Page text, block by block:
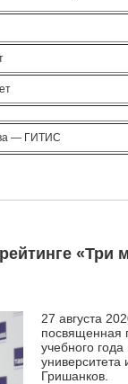
— ГИТИС
«Три
27 августа
посвященная
учебного
Гришанков.